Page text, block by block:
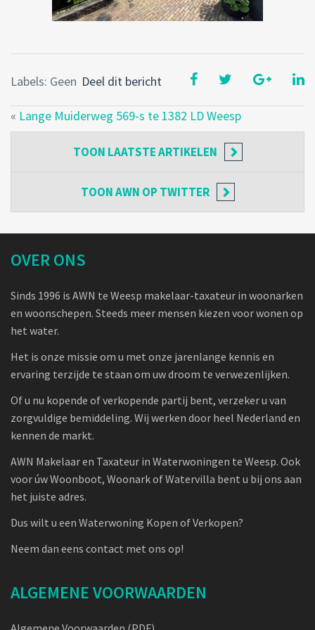
Deel dit bericht
Labels: Geen
« Lange Muiderweg 569-s te 1382 LD Weesp
TOON LAATSTE ARTIKELEN
TOONAWN OP TWITTER
OVER ONS
Sinds 1996 is AWN te Weesp makelaar-taxateur in woonarken
en woonschepen. Steeds meer mensen kiezen voor wonen op
het water.
Het is onze missie om u met onze jarenlange kennis en
ervaring terzijde te staan om uw droom te verwezenlijken.
Of u nu kopende of verkopende partij bent, verzeker u van
zorgvuldige bemiddeling. Wij werken door heel Nederland en
kennen de markt.
AWN Makelaar en Taxateur in Waterwoningen te Weesp. Ook
voor úw Woonboot, Woonark of Watervilla bent u bij ons aan
het juiste adres.
Dus wilt u een Waterwoning Kopen of Verkopen?
Neem dan eens contact met ons op!
ALGEMENE VOORWAARDEN